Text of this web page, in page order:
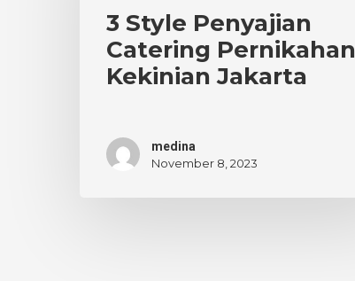
Pernikahan
Kekinian
Jakarta
3 Style Penyajian
Catering Pernikahan
Kekinian Jakarta
medina
November 8, 2023